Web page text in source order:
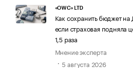
«OWC» LTD
Как сохранить бюджет на
если страховая подняла
1,5 раза
Мнение эксперта
5 августа 2026